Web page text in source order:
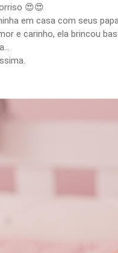
😍😍
em casa com seus
e carinho, ela brincou